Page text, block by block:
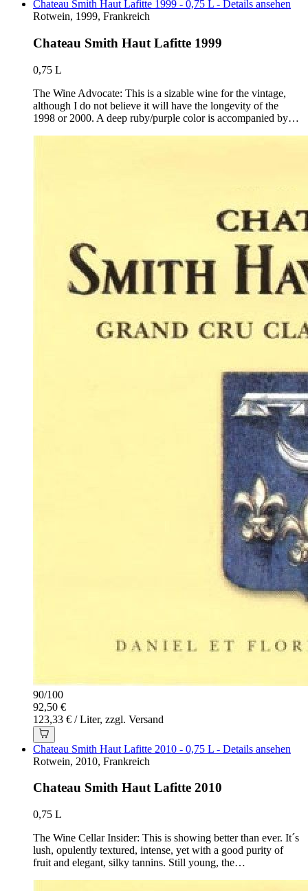
Chateau Smith Haut Lafitte 1999 - 0,75 L - Details ansehen
Rotwein, 1999, Frankreich
Chateau Smith Haut Lafitte 1999
0,75 L
The Wine Advocate: This is a sizable wine for the vintage,
although I do not believe it will have the longevity of the
1998 or 2000. A deep ruby/purple color is accompanied by…
90/100
92,50 €
123,33 € / Liter, zzgl. Versand
Chateau Smith Haut Lafitte 2010 - 0,75 L - Details ansehen
Rotwein, 2010, Frankreich
Chateau Smith Haut Lafitte 2010
0,75 L
The Wine Cellar Insider: This is showing better than ever. It´s
lush, opulently textured, intense, yet with a good purity of
fruit and elegant, silky tannins. Still young, the…